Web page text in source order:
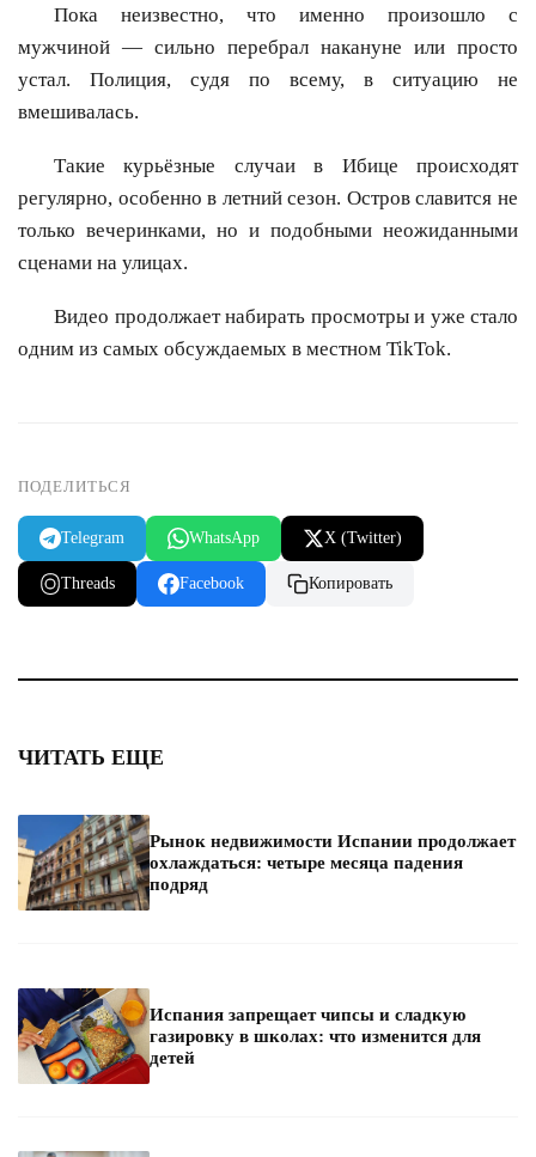
Пока неизвестно, что именно произошло с
мужчиной — сильно перебрал накануне или просто
устал. Полиция, судя по всему, в ситуацию не
вмешивалась.
Такие курьёзные случаи в Ибице происходят
регулярно, особенно в летний сезон. Остров славится не
только вечеринками, но и подобными неожиданными
сценами на улицах.
Видео продолжает набирать просмотры и уже стало
одним из самых обсуждаемых в местном TikTok.
ПОДЕЛИТЬСЯ
Telegram WhatsApp X (Twitter)
Threads Facebook Копировать
ЧИТАТЬ ЕЩЕ
Рынок недвижимости Испании продолжает
охлаждаться: четыре месяца падения
подряд
Испания запрещает чипсы и сладкую
газировку в школах: что изменится для
детей